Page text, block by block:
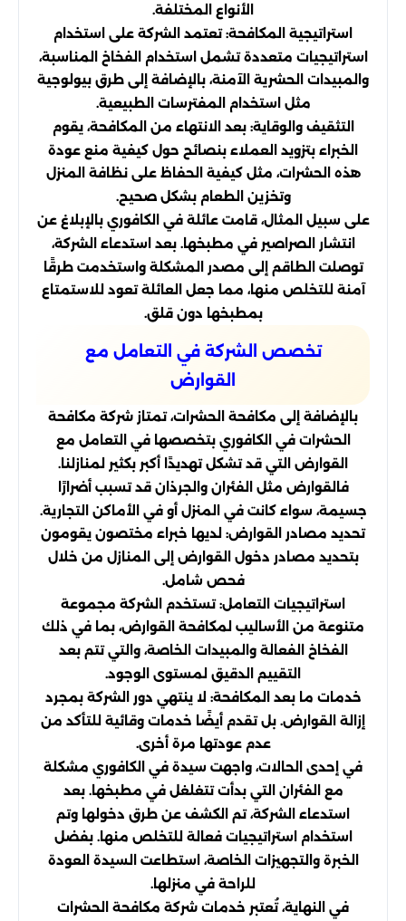
الأنواع المختلفة.
استراتيجية المكافحة: تعتمد الشركة على استخدام
استراتيجيات متعددة تشمل استخدام الفخاخ المناسبة،
والمبيدات الحشرية الآمنة، بالإضافة إلى طرق بيولوجية
مثل استخدام المفترسات الطبيعية.
التثقيف والوقاية: بعد الانتهاء من المكافحة، يقوم
الخبراء بتزويد العملاء بنصائح حول كيفية منع عودة
هذه الحشرات، مثل كيفية الحفاظ على نظافة المنزل
وتخزين الطعام بشكل صحيح.
على سبيل المثال، قامت عائلة في الكافوري بالإبلاغ عن
انتشار الصراصير في مطبخها. بعد استدعاء الشركة،
توصلت الطاقم إلى مصدر المشكلة واستخدمت طرقًا
آمنة للتخلص منها، مما جعل العائلة تعود للاستمتاع
بمطبخها دون قلق.
تخصص الشركة في التعامل مع
القوارض
بالإضافة إلى مكافحة الحشرات، تمتاز شركة مكافحة
الحشرات في الكافوري بتخصصها في التعامل مع
القوارض التي قد تشكل تهديدًا أكبر بكثير لمنازلنا.
فالقوارض مثل الفئران والجرذان قد تسبب أضرارًا
جسيمة، سواء كانت في المنزل أو في الأماكن التجارية.
تحديد مصادر القوارض: لديها خبراء مختصون يقومون
بتحديد مصادر دخول القوارض إلى المنازل من خلال
فحص شامل.
استراتيجيات التعامل: تستخدم الشركة مجموعة
متنوعة من الأساليب لمكافحة القوارض، بما في ذلك
الفخاخ الفعالة والمبيدات الخاصة، والتي تتم بعد
التقييم الدقيق لمستوى الوجود.
خدمات ما بعد المكافحة: لا ينتهي دور الشركة بمجرد
إزالة القوارض. بل تقدم أيضًا خدمات وقائية للتأكد من
عدم عودتها مرة أخرى.
في إحدى الحالات، واجهت سيدة في الكافوري مشكلة
مع الفئران التي بدأت تتغلغل في مطبخها. بعد
استدعاء الشركة، تم الكشف عن طرق دخولها وتم
استخدام استراتيجيات فعالة للتخلص منها. بفضل
الخبرة والتجهيزات الخاصة، استطاعت السيدة العودة
للراحة في منزلها.
في النهاية، تُعتبر خدمات شركة مكافحة الحشرات